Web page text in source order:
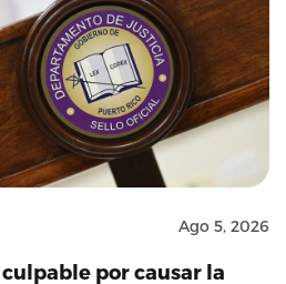
Ago 5, 2026
por causar la